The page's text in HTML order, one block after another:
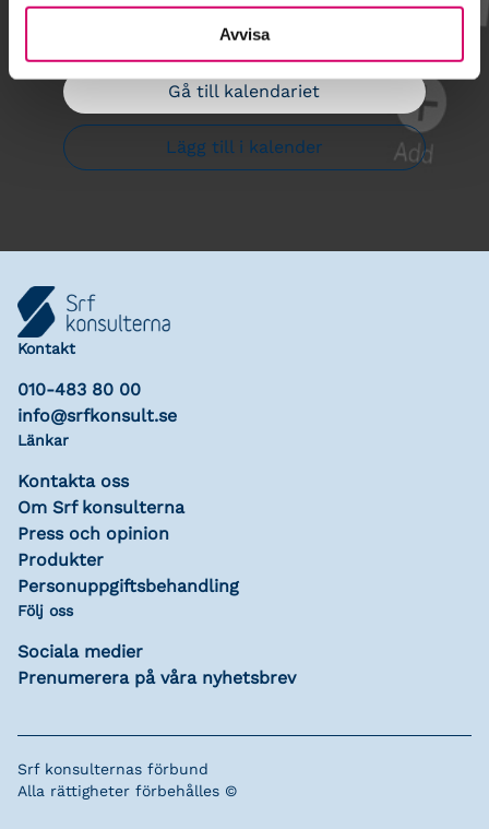
Avvisa
Gå till kalendariet
Lägg till i kalender
Kontakt
010-483 80 00
info@srfkonsult.se
Länkar
Kontakta oss
Om Srf konsulterna
Press och opinion
Produkter
Personuppgiftsbehandling
Följ oss
Sociala medier
Prenumerera på våra nyhetsbrev
Srf konsulternas förbund
Alla rättigheter förbehålles ©